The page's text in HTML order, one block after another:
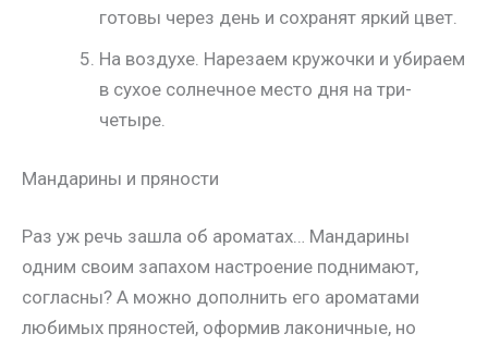
готовы через день и сохранят яркий цвет.
На воздухе. Нарезаем кружочки и убираем
в сухое солнечное место дня на три-
четыре.
Мандарины и пряности
Раз уж речь зашла об ароматах… Мандарины
одним своим запахом настроение поднимают,
согласны? А можно дополнить его ароматами
любимых пряностей, оформив лаконичные, но